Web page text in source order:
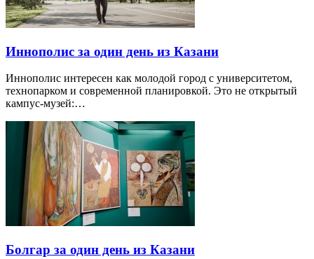
Иннополис за один день из Казани
Иннополис интересен как молодой город с университетом,
технопарком и современной планировкой. Это не открытый
кампус-музей:…
Болгар за один день из Казани